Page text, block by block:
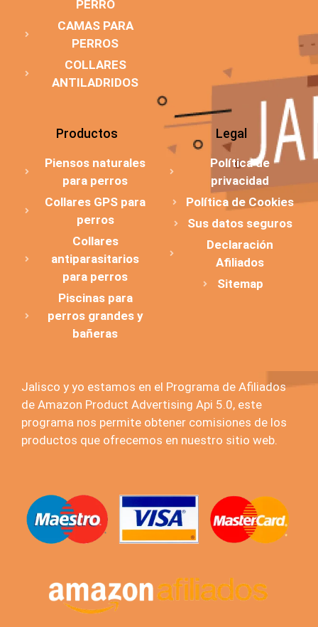
PERRO
CAMAS PARA
PERROS
COLLARES
ANTILADRIDOS
Productos
Piensos naturales
para perros
Collares GPS para
perros
Collares
antiparasitarios
para perros
Piscinas para
perros grandes y
bañeras
Legal
Política de
privacidad
Política de Cookies
Sus datos seguros
Declaración
Afiliados
Sitemap
Jalisco y yo estamos en el Programa de Afiliados
de Amazon Product Advertising Api 5.0, este
programa nos permite obtener comisiones de los
productos que ofrecemos en nuestro sitio web.